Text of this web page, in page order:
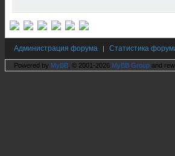
Администрация форума | Статистика
Powered by MyBB , © 2001-2026 MyBB Group and